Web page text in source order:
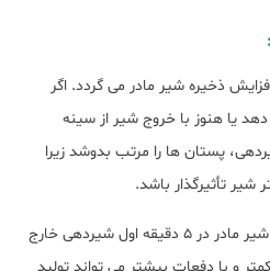
ذخیره شیر مادر می گردد. اگر
یا هنوز با خروج شیر از سینه
پستان ها را مرتب بدوشد زیرا
تأثیرگذار باشد.
با توجه به اینکه بیشترین میزان شیر مادر در 5 دقیقه اول شیردهی خارج
و با دفعات بیشتر می تواند تولید